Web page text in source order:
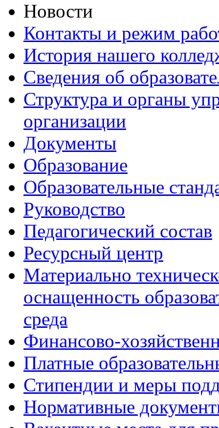
Новости
Контакты и режим
История нашего
Сведения об
Структура и органы
организации
Документы
Образование
Образовательные
Руководство
Педагогический состав
Ресурсный центр
Материально
оснащенность
среда
Финансово-
Платные
Стипендии и меры
Нормативные